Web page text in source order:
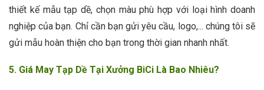
thiết kế mẫu tạp dề, chọn màu phù hợp với loại hình doanh
nghiệp của bạn. Chỉ cần bạn gửi yêu cầu, logo,... chúng tôi sẽ
gửi mẫu hoàn thiện cho bạn trong thời gian nhanh nhất.
5. Giá May Tạp Dề Tại Xưởng BiCi Là Bao Nhiêu?